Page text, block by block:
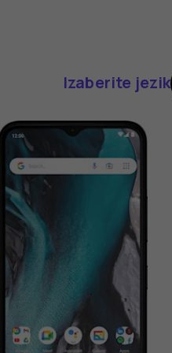
Izaberite jezik